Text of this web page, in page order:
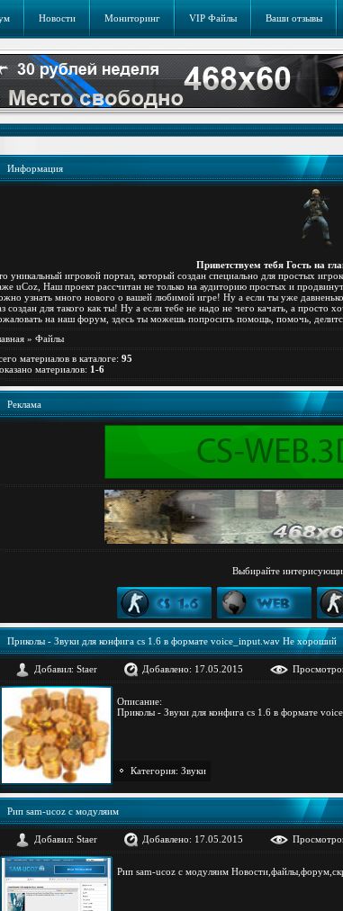
Новости Мониторинг VIP Файлы Ваши отзывы
Информация
Приветствуем тебя Гость на
уникальный игровой портал, который создан специально для простых
uCoz, Наш проект рассчитан не только на аудиторию простых и
узнать много нового о вашей любимой игре! Ну а если ты уже
создан для такого как ты! Ну а если тебе не надо не чего качать, а просто
на наш форум, здесь ты можешь попросить помощь, помочь,
» Файлы
материалов в каталоге: 95
материалов: 1-6
Реклама
Выбирайте
Приколы - Звуки для конфига cs 1.6 в формате voice_input.wav Не хороший
Добавил: Staer Добавлено: 17.05.2015
Описание:
Приколы - Звуки для конфига cs 1.6 в формате
Категория: Звуки
Рип sam-ucoz с модуляим
Добавил: Staer Добавлено: 17.05.2015
Рип sam-ucoz с модуляим